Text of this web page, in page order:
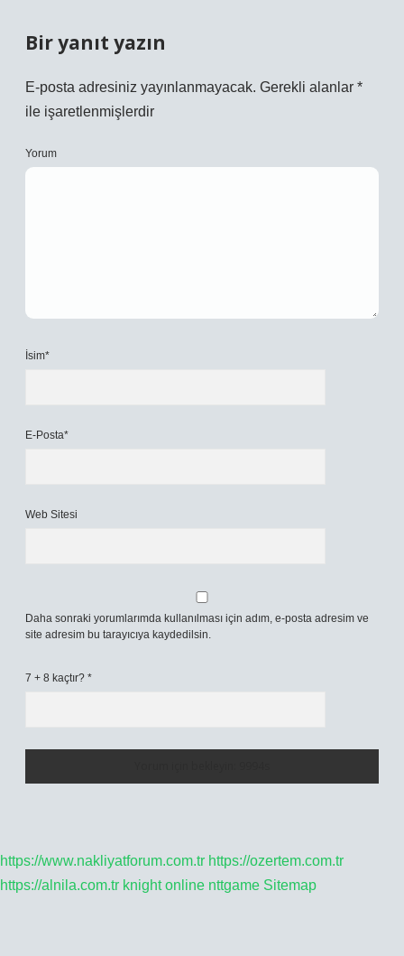
Bir yanıt yazın
E-posta adresiniz yayınlanmayacak. Gerekli alanlar *
ile işaretlenmişlerdir
Yorum
İsim*
E-Posta*
Web Sitesi
Daha sonraki yorumlarımda kullanılması için adım, e-posta adresim ve
site adresim bu tarayıcıya kaydedilsin.
7 + 8 kaçtır? *
https://www.nakliyatforum.com.tr https://ozertem.com.tr
https://alnila.com.tr knight online nttgame Sitemap